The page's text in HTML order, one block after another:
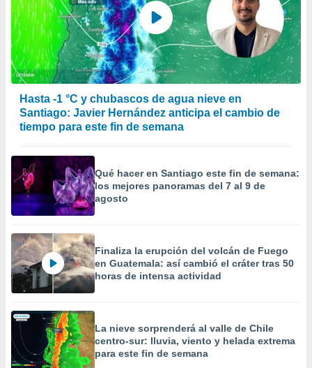
Hasta -1 °C y chubascos de agua nieve en
Santiago: Javier Hernández anticipa el cambio de
tiempo para este fin de semana
Qué hacer en Santiago este fin de semana:
los mejores panoramas del 7 al 9 de
agosto
Finaliza la erupción del volcán de Fuego
en Guatemala: así cambió el cráter tras 50
horas de intensa actividad
La nieve sorprenderá al valle de Chile
centro-sur: lluvia, viento y helada extrema
para este fin de semana